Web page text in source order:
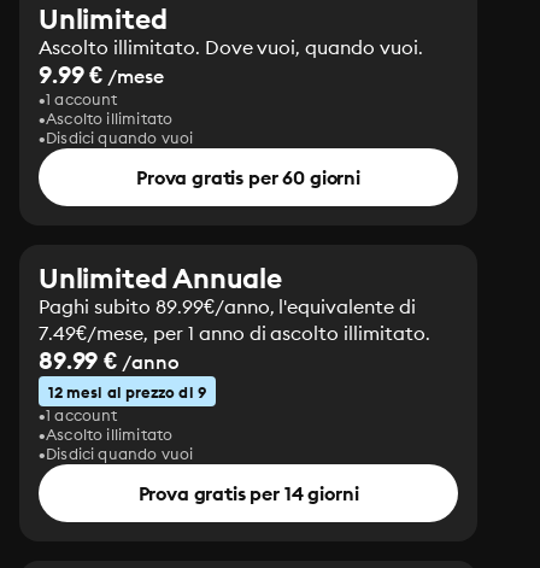
Unlimited
Ascolto illimitato. Dove vuoi, quando vuoi.
9.99 € /mese
1 account
Ascolto illimitato
Disdici quando vuoi
Prova gratis per 60 giorni
Unlimited Annuale
Paghi subito 89.99€/anno, l'equivalente di
7.49€/mese, per 1 anno di ascolto illimitato.
89.99 € /anno
12 mesi al prezzo di 9
1 account
Ascolto illimitato
Disdici quando vuoi
Prova gratis per 14 giorni